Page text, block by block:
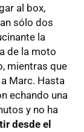
al box,
sólo dos
la
de la moto
mientras que
Marc. Hasta
echando una
y no ha
desde el